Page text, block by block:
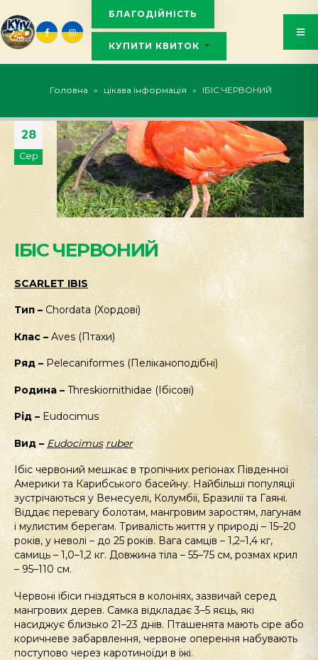
БЛАГОДІЙНІСТЬ
КУПИТИ КВИТОК
Головна » цікава інформація » ІБІС ЧЕРВОНИЙ
28
Сер
ІБІС ЧЕРВОНИЙ
SCARLET IBIS
Тип – Chordata (Хордові)
Клас – Aves (Птахи)
Ряд – Pelecaniformes (Пеліканоподібні)
Родина – Threskiornithidae (Ібісові)
Рід – Eudocimus
Вид – Eudocimus ruber
Ібіс червоний мешкає в тропічних регіонах Південної
Америки та Карибського басейну. Найбільші популяції
зустрічаються у Венесуелі, Колумбії, Бразилії та Гаяні.
Віддає перевагу болотам, мангровим заростям, лагунам
і мулистим берегам. Тривалість життя у природі – 15–20
років, у неволі – до 25 років. Вага самців – 1,2–1,4 кг,
самиць – 1,0–1,2 кг. Довжина тіла – 55–75 см, розмах крил
– 95–110 см.
Червоні ібіси гніздяться в колоніях, зазвичай серед
мангрових дерев. Самка відкладає 3–5 яєць, які
насиджує близько 21–23 днів. Пташенята мають сіре або
коричневе забарвлення, червоне оперення набувають
поступово через каротиноїди в їжі.